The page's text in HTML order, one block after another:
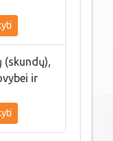
(skundų),
ir